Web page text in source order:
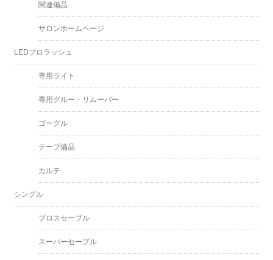
関連備品
サロンホームページ
LEDプロラッシュ
専用ライト
専用グルー・リムーバー
ゴーグル
テープ備品
カルテ
シングル
プロスセーブル
スーパーセーブル